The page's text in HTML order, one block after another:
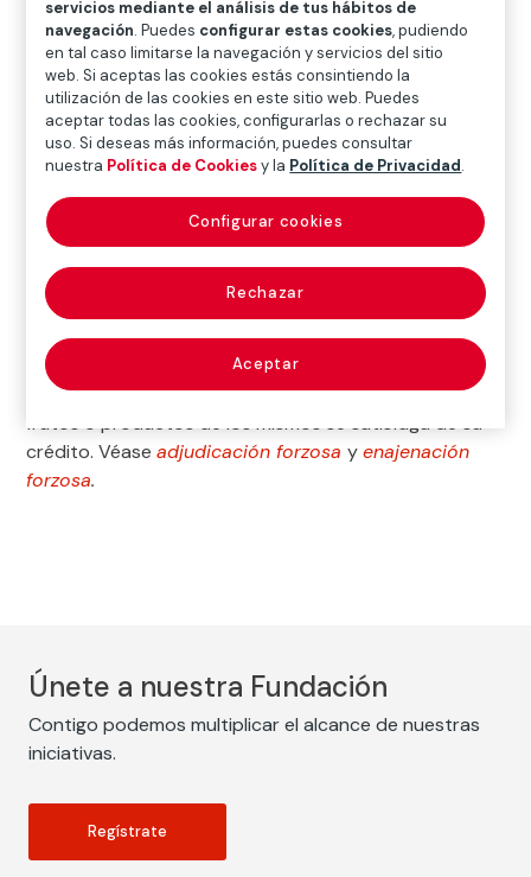
administración
forzosa
(compulsory
administration)
Forma de realización forzosa de los bienes
embargados, en los que estos se entregan al acreedor
embargante para su uso, con el fin de que con los
frutos o productos de los mismos se satisfaga de su
crédito. Véaseadjudicación forzosa yenajenación
forzosa.
Únete a nuestra Fundación
Contigo podemos multiplicar el alcance de nuestras
iniciativas.
Regístrate
servicios mediante el análisis de tus hábitos de
navegación. Puedes configurar estas cookies, pudiendo
en tal caso limitarse la navegación y servicios del sitio
web. Si aceptas las cookies estás consintiendo la
utilización de las cookies en este sitio web. Puedes
aceptar todas las cookies, configurarlas o rechazar su
uso. Si deseas más información, puedes consultar
nuestra Política de Cookiesy la Política de Privacidad.
Rechazar
Aceptar
Configurar cookies